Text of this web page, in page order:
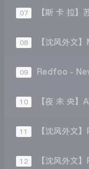
07
08
09 Redfoo -
10
11
12